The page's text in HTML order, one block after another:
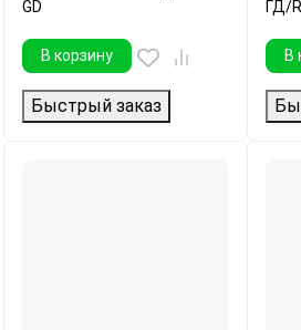
GD
В корзину
Быстрый заказ
ГД/
В